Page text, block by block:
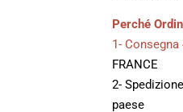
Perché
1- Consegna
FRANCE
2-
paese